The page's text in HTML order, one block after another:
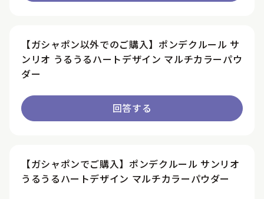
【ガシャポン以外でのご購入】ポンデクルール サ
ンリオ うるうるハートデザイン マルチカラーパウ
ダー
回答する
【ガシャポンでご購入】ポンデクルール サンリオ
うるうるハートデザイン マルチカラーパウダー